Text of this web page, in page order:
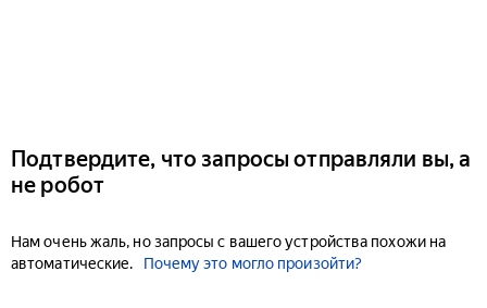
Подтвердите, что запросы отправляли вы, а
не робот
Нам очень жаль, но запросы с вашего устройства похожи на
автоматические.
Почему это могло произойти?